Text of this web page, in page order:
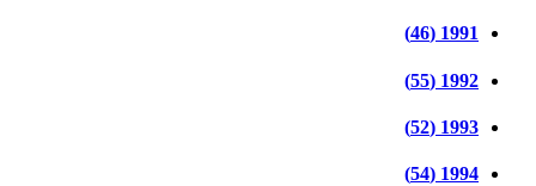
1991 (46)
1992 (55)
1993 (52)
1994 (54)